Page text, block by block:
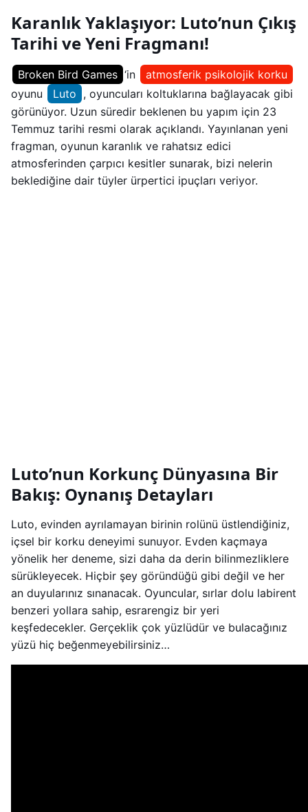
Karanlık Yaklaşıyor: Luto’nun Çıkış
Tarihi ve Yeni Fragmanı!
Broken Bird Games ‘in
atmosferik psikolojik korku
oyunu
Luto , oyuncuları koltuklarına bağlayacak gibi
görünüyor. Uzun süredir beklenen bu yapım için 23
Temmuz tarihi resmi olarak açıklandı. Yayınlanan yeni
fragman, oyunun karanlık ve rahatsız edici
atmosferinden çarpıcı kesitler sunarak, bizi nelerin
beklediğine dair tüyler ürpertici ipuçları veriyor.
Luto’nun Korkunç Dünyasına Bir
Bakış: Oynanış Detayları
Luto, evinden ayrılamayan birinin rolünü üstlendiğiniz,
içsel bir korku deneyimi sunuyor. Evden kaçmaya
yönelik her deneme, sizi daha da derin bilinmezliklere
sürükleyecek. Hiçbir şey göründüğü gibi değil ve her
an duyularınız sınanacak. Oyuncular, sırlar dolu labirent
benzeri yollara sahip, esrarengiz bir yeri
keşfedecekler. Gerçeklik çok yüzlüdür ve bulacağınız
yüzü hiç beğenmeyebilirsiniz…